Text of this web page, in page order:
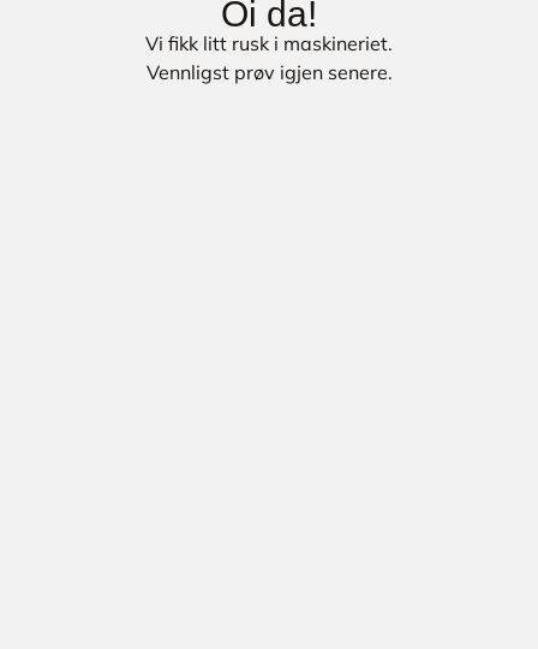
Oi da!
Vi fikk litt rusk i maskineriet.
Vennligst prøv igjen senere.